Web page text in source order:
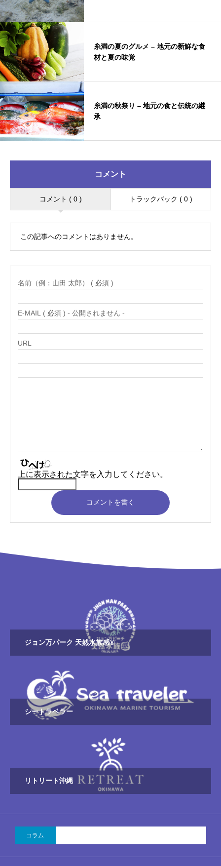
糸満の夏のグルメ – 地元の新鮮な食
材と夏の味覚
糸満の秋祭り – 地元の食と伝統の継
承
コメント
コメント ( 0 ) トラックバック ( 0 )
この記事へのコメントはありません。
名前（例：山田 太郎） ( 必須 )
E-MAIL ( 必須 ) - 公開されません -
URL
上に表示された文字を入力してください。
コメントを書く
ジョン万パーク 天然水族感®
シートラベラー
リトリート沖縄
コラム